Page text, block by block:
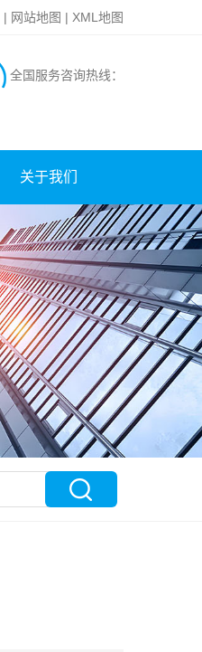
| 网站地图 | XML地图
全国服务咨询热线：
关于我们